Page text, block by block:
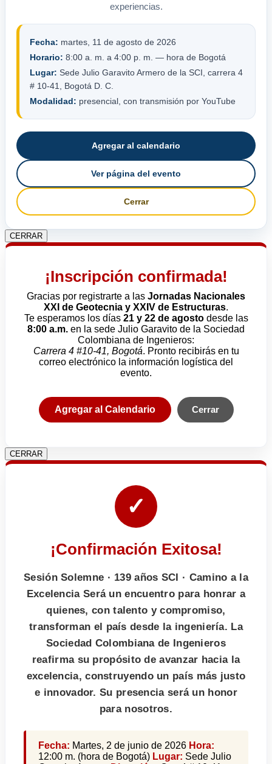
experiencias.
Fecha: martes, 11 de agosto de 2026
Horario: 8:00 a. m. a 4:00 p. m. — hora de Bogotá
Lugar: Sede Julio Garavito Armero de la SCI, carrera 4
# 10-41, Bogotá D. C.
Modalidad: presencial, con transmisión por YouTube
Agregar al calendario
Ver página del evento
Cerrar
CERRAR
¡Inscripción confirmada!
Gracias por registrarte a las Jornadas Nacionales
XXI de Geotecnia y XXIV de Estructuras.
Te esperamos los días 21 y 22 de agostodesde las
8:00 a.m. en la sede Julio Garavito de la Sociedad
Colombiana de Ingenieros:
Carrera 4 #10-41, Bogotá. Pronto recibirás en tu
correo electrónico la información logística del
evento.
Agregar al Calendario Cerrar
CERRAR
✓
¡Confirmación Exitosa!
Sesión Solemne · 139 años SCI · Camino a la
Excelencia Será un encuentro para honrar a
quienes, con talento y compromiso,
transforman el país desde la ingeniería. La
Sociedad Colombiana de Ingenieros
reafirma su propósito de avanzar hacia la
excelencia, construyendo un país más justo
e innovador. Su presencia será un honor
para nosotros.
Fecha: Martes, 2 de junio de 2026 Hora:
12:00 m. (hora de Bogotá) Lugar: Sede Julio